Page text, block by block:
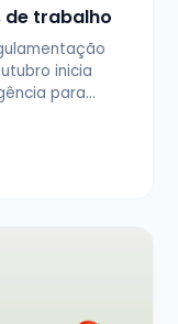
de trabalho
inicia
para…